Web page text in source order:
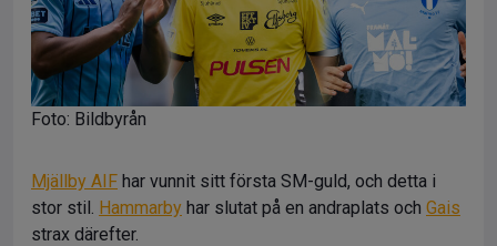
Foto: Bildbyrån
Mjällby AIF har vunnit sitt första SM-guld, och detta i
stor stil. Hammarby har slutat på en andraplats och Gais
strax därefter.